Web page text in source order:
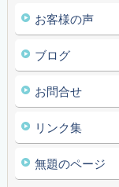
お客様の声
ブログ
お問合せ
リンク集
無題のページ